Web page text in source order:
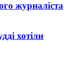
журналіста
хотіли